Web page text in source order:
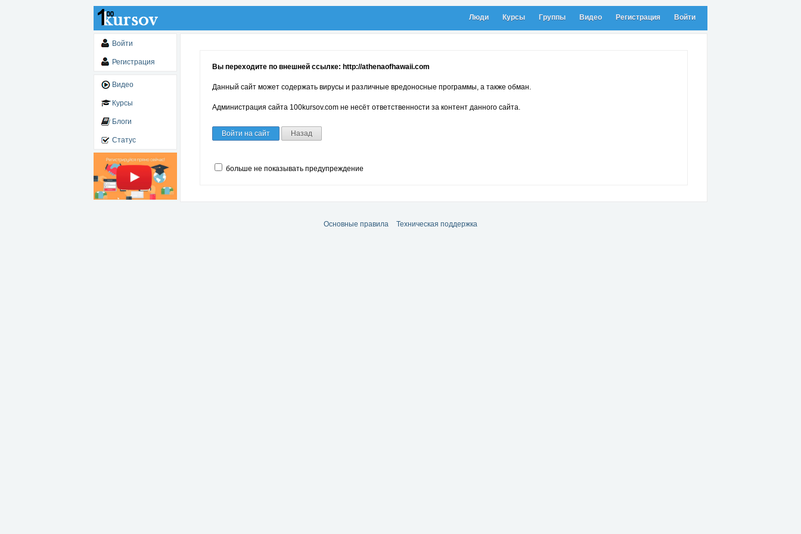
Люди Курсы Группы Видео Регистрация Войти
Войти
Регистрация
Видео
Курсы
Блоги
Статус
Вы переходите по внешней ссылке: http://athenaofhawaii.com
Данный сайт может содержать вирусы и различные вредоносные программы, а также обман.
Администрация сайта 100kursov.com не несёт ответственности за контент данного сайта.
Войти на сайт Назад
больше не показывать предупреждение
Основные правила Техническая поддержка